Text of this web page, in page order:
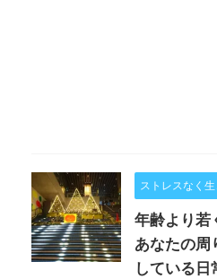
ストレスなく
年齢より若
あなたの周
している